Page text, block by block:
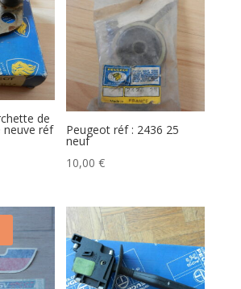
de
neuve réf Peugeot réf : 2436 25
neuf
10,00€